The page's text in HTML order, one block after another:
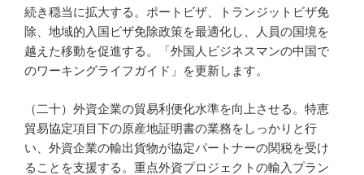
続き穏当に拡大する。ポートビザ、トランジットビザ免
除、地域的入国ビザ免除政策を最適化し、人員の国境を
越えた移動を促進する。「外国人ビジネスマンの中国で
のワーキングライフガイド」を更新します。
（二十）外資企業の貿易利便化水準を向上させる。特恵
貿易協定項目下の原産地証明書の業務をしっかりと行
い、外資企業の輸出貨物が協定パートナーの関税を受け
ることを支援する。重点外資プロジェクトの輸入プラン